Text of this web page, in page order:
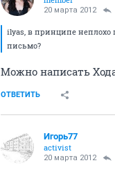
20 марта 2012
ilyas, в принципе неплохо
письмо?
Можно написать
ОТВЕТИТЬ
Игорь77
activist
20 марта 2012